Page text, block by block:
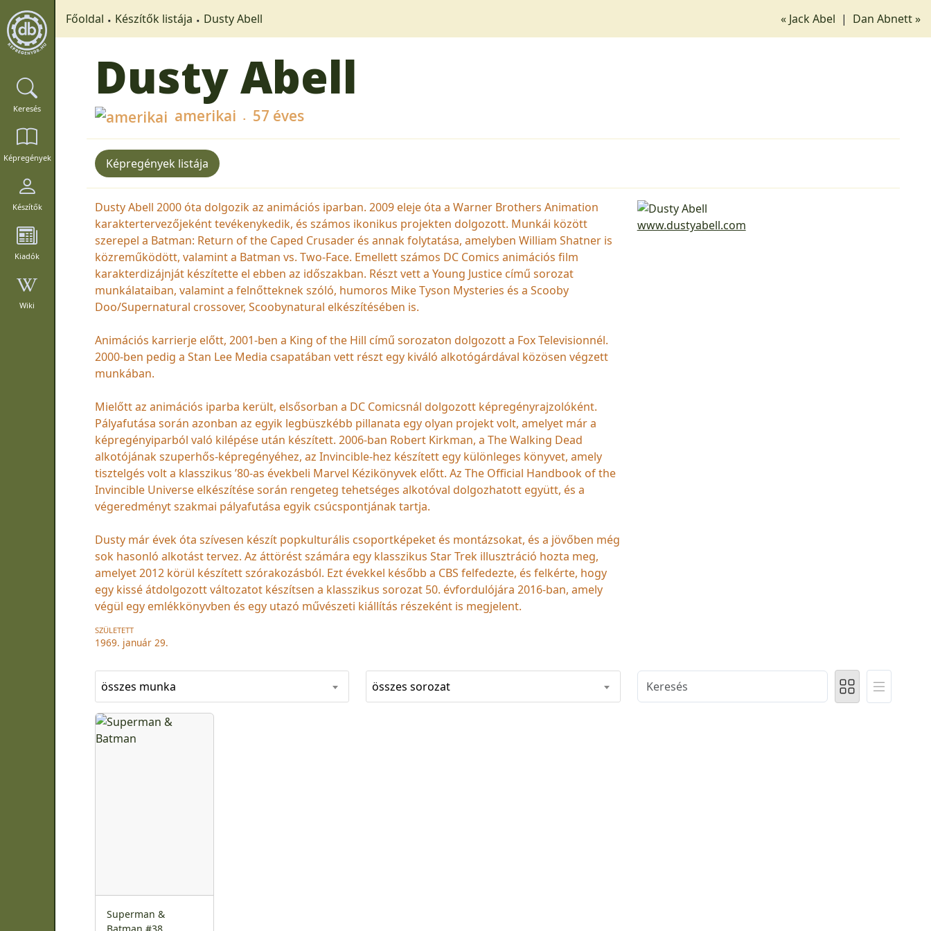
Keresés
Képregények
Készítők
Kiadók
Wiki
Főoldal Készítők listája Dusty Abell « Jack Abel | Dan Abnett »
Dusty Abell
amerikai 57 éves
Képregények listája
Dusty Abell 2000 óta dolgozik az animációs iparban. 2009 eleje óta a Warner Brothers Animation
karaktertervezőjeként tevékenykedik, és számos ikonikus projekten dolgozott. Munkái között
szerepel a Batman: Return of the Caped Crusader és annak folytatása, amelyben William Shatner is
közreműködött, valamint a Batman vs. Two-Face. Emellett számos DC Comics animációs film
karakterdizájnját készítette el ebben az időszakban. Részt vett a Young Justice című sorozat
munkálataiban, valamint a felnőtteknek szóló, humoros Mike Tyson Mysteries és a Scooby
Doo/Supernatural crossover, Scoobynatural elkészítésében is.
Animációs karrierje előtt, 2001-ben a King of the Hill című sorozaton dolgozott a Fox Televisionnél.
2000-ben pedig a Stan Lee Media csapatában vett részt egy kiváló alkotógárdával közösen végzett
munkában.
Mielőtt az animációs iparba került, elsősorban a DC Comicsnál dolgozott képregényrajzolóként.
Pályafutása során azonban az egyik legbüszkébb pillanata egy olyan projekt volt, amelyet már a
képregényiparból való kilépése után készített. 2006-ban Robert Kirkman, a The Walking Dead
alkotójának szuperhős-képregényéhez, az Invincible-hez készített egy különleges könyvet, amely
tisztelgés volt a klasszikus ’80-as évekbeli Marvel Kézikönyvek előtt. Az The Official Handbook of the
Invincible Universe elkészítése során rengeteg tehetséges alkotóval dolgozhatott együtt, és a
végeredményt szakmai pályafutása egyik csúcspontjának tartja.
Dusty már évek óta szívesen készít popkulturális csoportképeket és montázsokat, és a jövőben még
sok hasonló alkotást tervez. Az áttörést számára egy klasszikus Star Trek illusztráció hozta meg,
amelyet 2012 körül készített szórakozásból. Ezt évekkel később a CBS felfedezte, és felkérte, hogy
egy kissé átdolgozott változatot készítsen a klasszikus sorozat 50. évfordulójára 2016-ban, amely
végül egy emlékkönyvben és egy utazó művészeti kiállítás részeként is megjelent.
SZÜLETETT
1969. január 29.
www.dustyabell.com
összes munka összes sorozat
Superman &